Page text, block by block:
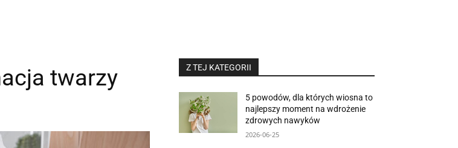
twarzy Z TEJ KATEGORII
5 powodów, dla których wiosna to
najlepszy moment na wdrożenie
zdrowych nawyków
2026-06-25